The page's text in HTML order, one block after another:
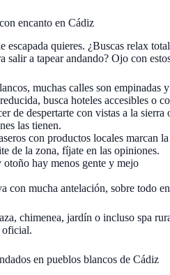
encanto en Cádiz
escapada quieres. ¿Buscas relax
salir a tapear andando? Ojo con
muchas calles son empinadas
busca hoteles accesibles o
de despertarte con vistas a la sierra
las tienen.
con productos locales marcan
de la zona, fíjate en las opiniones.
hay menos gente y mejo
con mucha antelación, sobre todo
chimenea, jardín o incluso spa
oficial.
en pueblos blancos de Cádiz